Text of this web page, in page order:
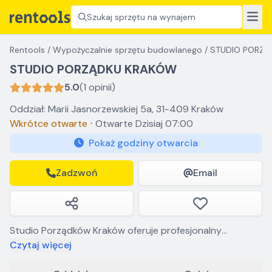
Szukaj sprzętu na wynajem
Rentools / Wypożyczalnie sprzętu budowlanego / STUDIO
STUDIO PORZĄDKU KRAKÓW
5.0(1 opinii)
Oddział: Marii Jasnorzewskiej 5a, 31-409 Kraków
Wkrótce otwarte ⋅ Otwarte Dzisiaj 07:00
Pokaż godziny otwarcia
Zadzwoń Email
Studio Porządków Kraków oferuje profesjonalny
wynajem odkurzacza piorącego, który skutecznie
Czytaj więcej